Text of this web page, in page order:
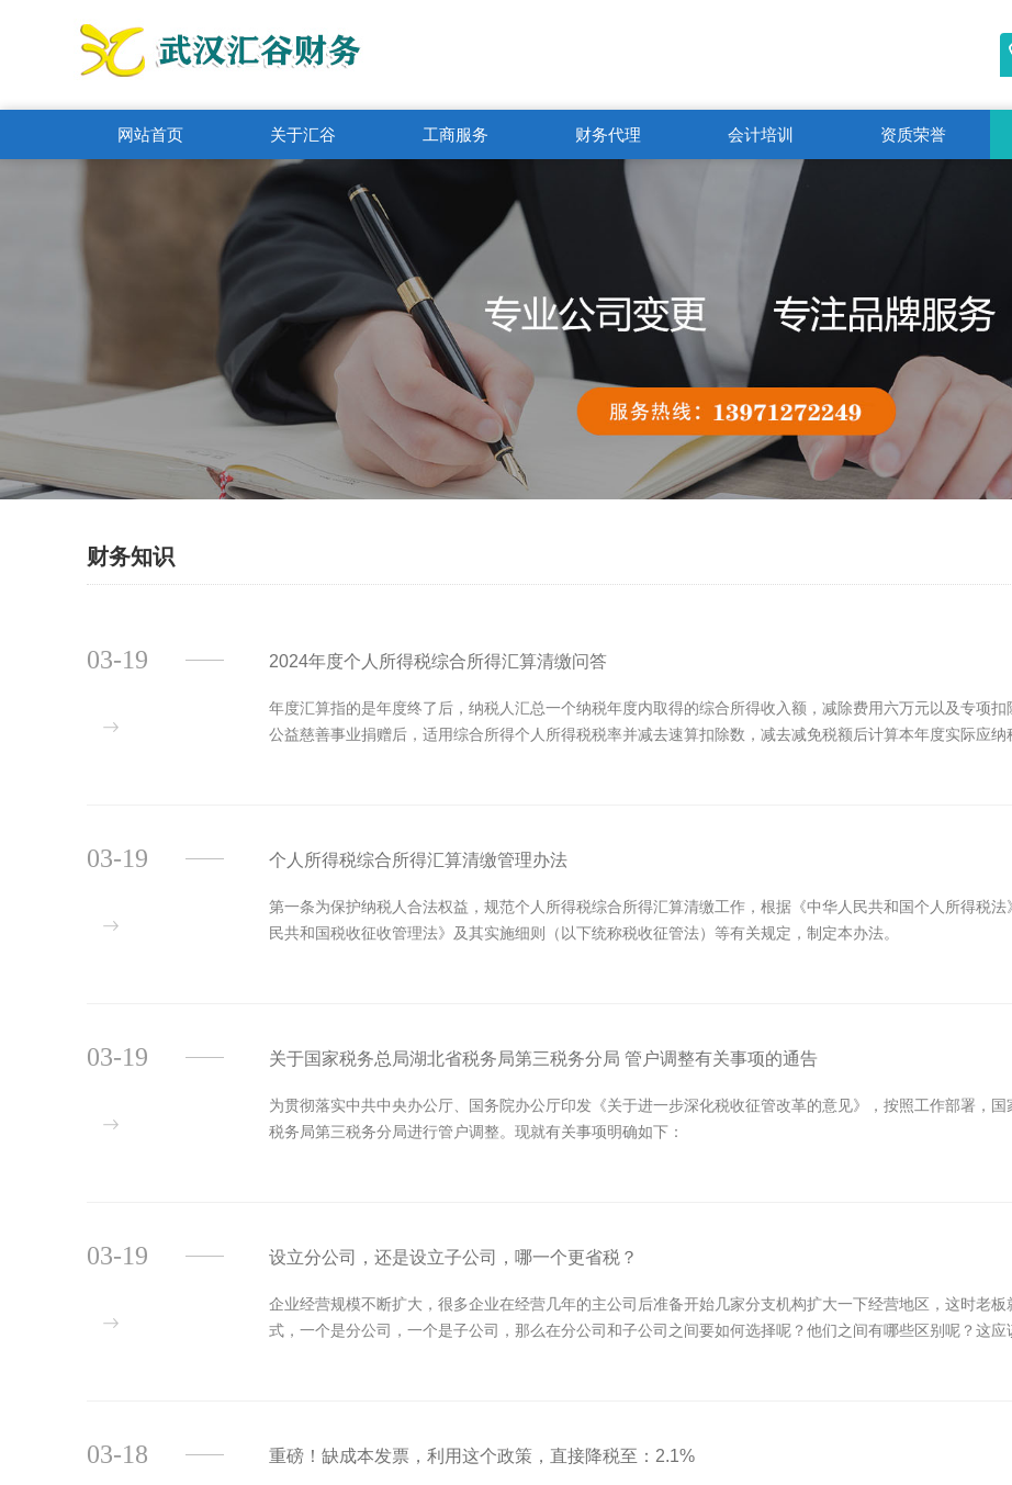
网站首页 关于汇谷 工商服务 财务代理 会计培训 资质荣誉
财务知识
2024年度个人所得税综合所得汇算清缴问答
年度汇算指的是年度终了后，纳税人汇总一个纳税年度内取得的综合所得收入额，减除费用六万元以及专项
公益慈善事业捐赠后，适用综合所得个人所得税税率并减去速算扣除数，减去减免税额后计算本年度实际应纳
03-19
个人所得税综合所得汇算清缴管理办法
第一条为保护纳税人合法权益，规范个人所得税综合所得汇算清缴工作，根据《中华人民共和国个人所得税
民共和国税收征收管理法》及其实施细则（以下统称税收征管法）等有关规定，制定本办法。
03-19
关于国家税务总局湖北省税务局第三税务分局 管户调整有关事项的通告
为贯彻落实中共中央办公厅、国务院办公厅印发《关于进一步深化税收征管改革的意见》，按照工作部署，
税务局第三税务分局进行管户调整。现就有关事项明确如下：
03-19
设立分公司，还是设立子公司，哪一个更省税？
企业经营规模不断扩大，很多企业在经营几年的主公司后准备开始几家分支机构扩大一下经营地区，这时老
式，一个是分公司，一个是子公司，那么在分公司和子公司之间要如何选择呢？他们之间有哪些区别呢？这应
03-19
重磅！缺成本发票，利用这个政策，直接降税至：2.1%
03-18